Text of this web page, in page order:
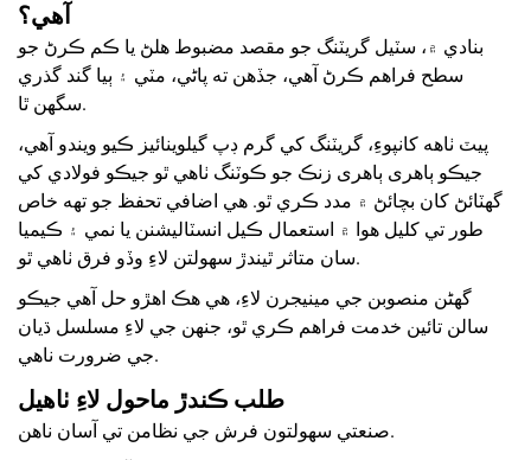
آهي؟
بنادي ۾، سٽيل گريٽنگ جو مقصد مضبوط هلڻ يا ڪم ڪرڻ جو
سطح فراهم ڪرڻ آهي، جڏهن ته پاڻي، مٽي ۽ ٻيا گند گذري
سگهن ٿا.
پيٽ ٺاهه کانپوءِ، گريٽنگ کي گرم ڊپ گيلوينائيز ڪيو ويندو آهي،
جيڪو ٻاھری ٻاھری زنڪ جو ڪوٽنگ ٺاهي ٿو جيڪو فولادي کي
گهٽائڻ کان بچائڻ ۾ مدد ڪري ٿو. هي اضافي تحفظ جو تهه خاص
طور تي کليل هوا ۾ استعمال ڪيل انسٽاليشنن يا نمي ۽ ڪيميا
سان متاثر ٿيندڙ سهولتن لاءِ وڏو فرق ٺاهي ٿو.
گهڻن منصوبن جي مينيجرن لاءِ، هي هڪ اهڙو حل آهي جيڪو
سالن تائين خدمت فراهم ڪري ٿو، جنهن جي لاءِ مسلسل ڌيان
جي ضرورت ناهي.
طلب ڪندڙ ماحول لاءِ ٺاهيل
صنعتي سهولتون فرش جي نظامن تي آسان ناهن.